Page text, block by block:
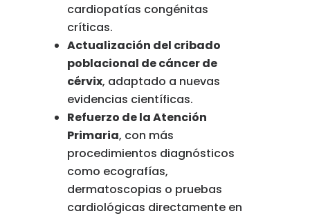
cardiopatías congénitas
críticas.
Actualización del cribado
poblacional decáncerde
cérvix, adaptado a nuevas
evidencias científicas.
Refuerzo delaAtención
Primaria, con más
procedimientos diagnósticos
como ecografías,
dermatoscopias o pruebas
cardiológicas directamente en